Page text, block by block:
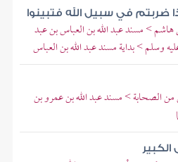
ضربتم في سبيل الله فتبينوا
> مسند عبد الله بن العباس بن عبد
وسلم > بداية مسند عبد الله بن العباس
من الصحابة > مسند عبد الله بن عمرو بن